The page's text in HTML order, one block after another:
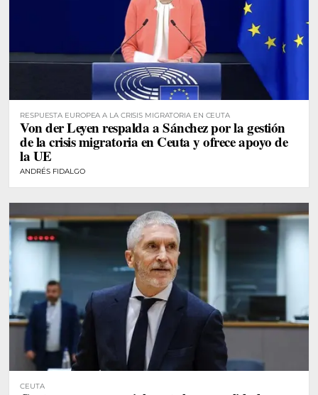
RESPUESTA EUROPEA A LA CRISIS MIGRATORIA EN CEUTA
Von der Leyen respalda a Sánchez por la gestión
de la crisis migratoria en Ceuta y ofrece apoyo de
la UE
ANDRÉS FIDALGO
CEUTA